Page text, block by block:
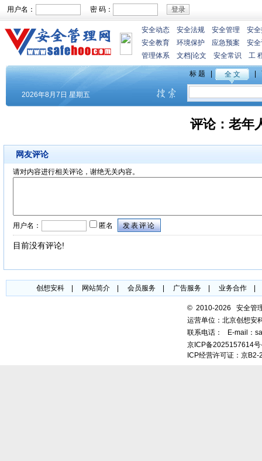
用户名： 密 码：
安全动态 安全法规 安全管理
安
安全教育
环境保护 应急预案
安
管理体系
文档 论文 安全常识 工
评论： 老年
网友评论
请对内容进行相关评论，谢绝无关内容。
用户名： 匿名
目前没有评论!
创想安科| 网站简介| 会员服务| 广告服务| 业务合作|
© 2010-2026 安全
运营单位：北京创想安
联系电话：
E-mail：
京ICP备2025157614
ICP经营许可证：京